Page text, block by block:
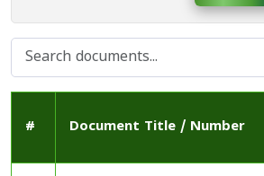
# Document Title / Number